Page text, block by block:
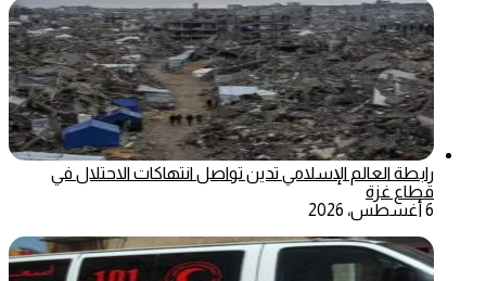
رابطة العالم الإسلامي تدين تواصل انتهاكات الاحتلال في
قطاع غزة
6 أغسطس، 2026